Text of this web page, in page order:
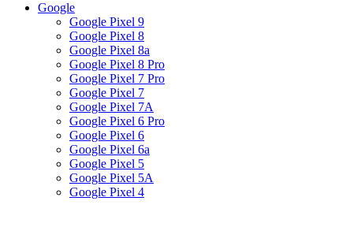
Google
Google Pixel 9
Google Pixel 8
Google Pixel 8a
Google Pixel 8 Pro
Google Pixel 7 Pro
Google Pixel 7
Google Pixel 7A
Google Pixel 6 Pro
Google Pixel 6
Google Pixel 6a
Google Pixel 5
Google Pixel 5A
Google Pixel 4